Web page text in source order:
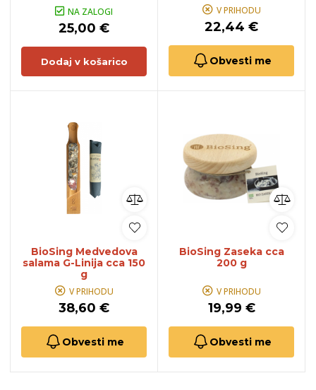
NA ZALOGI
25,00 €
Dodaj v košarico
V PRIHODU
22,44 €
Obvesti me
BioSing Medvedova
salama G-Linija cca 150
g
V PRIHODU
38,60 €
Obvesti me
BioSing Zaseka cca
200 g
V PRIHODU
19,99 €
Obvesti me